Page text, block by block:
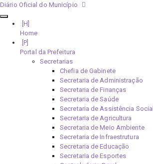
Diário Oficial do Município
Home
Portal da Prefeitura
Secretarias
Chefia de Gabinete
Secretaria de Administração
Secretaria de Finanças
Secretaria de Saúde
Secretaria de Assistência Social
Secretaria de Agricultura
Secretaria de Meio Ambiente
Secretaria de Infraestrutura
Secretaria de Educação
Secretaria de Esportes